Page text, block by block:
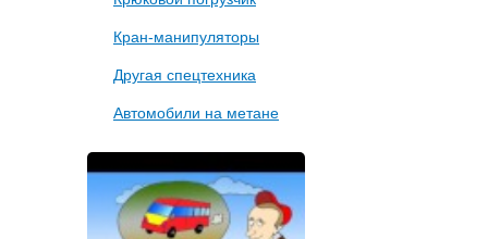
Кран-манипуляторы
Другая спецтехника
Автомобили на метане